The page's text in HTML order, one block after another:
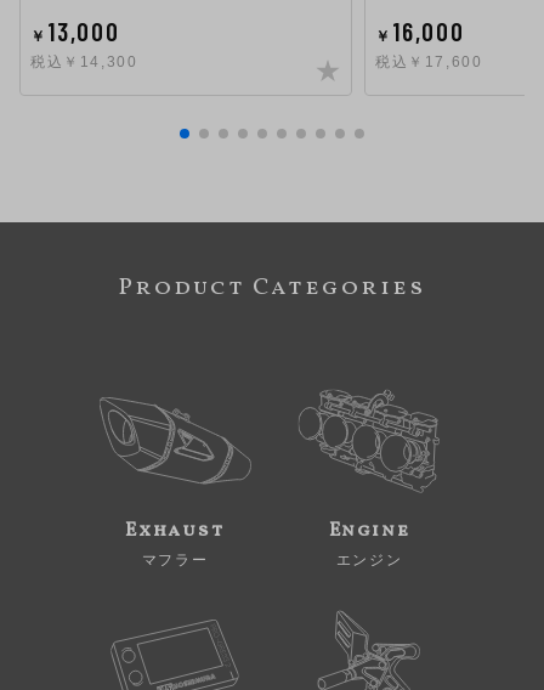
￥ 13,000
税込￥14,300
￥ 16,000
税込￥17,600
Product Categories
Exhaust
マフラー
Engine
エンジン